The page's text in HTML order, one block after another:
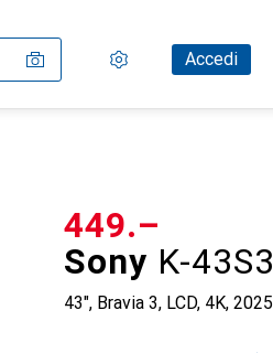
Impostazioni
Conto clienteAccedi
Liste di confronto
Liste dei desideri
Carrello
Sony K-43S3
43", Bravia 3, LCD, 4K, 2025
CHF
449.–